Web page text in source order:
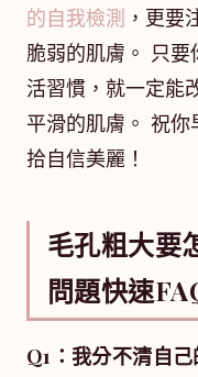
的自我檢測 ，更要
脆弱的肌膚。 只
活習慣，就一定能
平滑的肌膚。 祝
拾自信美麗！
毛孔粗大要
問題快速
Q1：我分不清自